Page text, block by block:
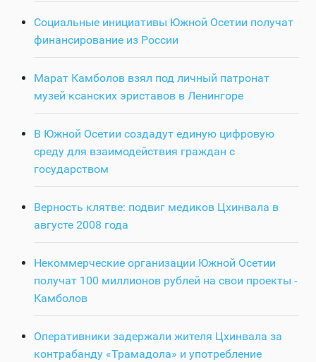
Социальные инициативы Южной Осетии получат
финансирование из России
Марат Камболов взял под личный патронат
музей ксанских эриставов в Ленингоре
В Южной Осетии создадут единую цифровую
среду для взаимодействия граждан с
государством
Верность клятве: подвиг медиков Цхинвала в
августе 2008 года
Некоммерческие организации Южной Осетии
получат 100 миллионов рублей на свои проекты -
Камболов
Оперативники задержали жителя Цхинвала за
контрабанду «Трамадола» и употребление